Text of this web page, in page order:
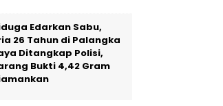
Edarkan Sabu,
26 Tahun di Palangka
Ditangkap Polisi,
Bukti 4,42 Gram